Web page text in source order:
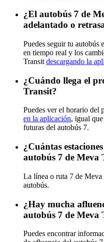
¿El autobús 7 de
adelantado o
Puedes seguir tu autobús
en tiempo real y los
Transit descargando la
¿Cuándo llega el
Transit?
Puedes ver el horario del
en la aplicación, igual
futuras del autobús 7.
¿Cuántas
autobús 7 de Meva
La línea o ruta 7 de Meva
autobús.
¿Hay mucha
autobús 7 de Meva
Puedes encontrar